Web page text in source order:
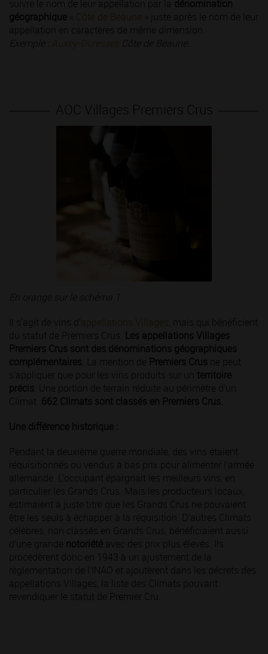
suivre le nom de leur appellation par la dénomination
géographique
Côte de Beaune » juste après le nom de leur
appellation en caractères de même dimension.
Exemple :
Auxey-Duresses Côte de Beaune.
AOC Villages Premiers Crus
En orange sur le schéma 1
Il s’agit de vins d’ appellations Villages
, mais qui bénéficient
du statut de Premiers Crus. Les appellations Villages
Premiers Crus sont des dénominations géographiques
complémentaires. La mention de Premiers Crus ne peut
s’appliquer que pour les vins produits sur un territoire
précis . Une portion de terrain réduite au périmètre d’un
Climat. 662 Climats sont classés en Premiers Crus.
Une différence historique :
Pendant la deuxième guerre mondiale, des vins étaient
réquisitionnés ou vendus à bas prix pour alimenter l’armée
allemande. L’occupant épargnait les meilleurs vins, en
particulier les Grands Crus. Mais les producteurs locaux,
estimaient à juste titre que les Grands Crus ne pouvaient
être les seuls à échapper à la réquisition. D’autres Climats
célèbres, non classés en Grands Crus, bénéficiaient aussi
d’une grande notoriété avec des prix plus élevés. Ils
procédèrent donc en 1943 à un ajustement de la
règlementation de l’INAO et ajoutèrent dans les décrets des
appellations Villages, la liste des Climats pouvant
revendiquer le statut de Premier Cru.